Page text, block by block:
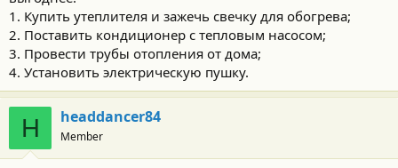
1. Купить утеплителя и зажечь свечку для обогрева;
2. Поставить кондиционер с тепловым насосом;
3. Провести трубы отопления от дома;
4. Установить электрическую пушку.
H headdancer84
Member